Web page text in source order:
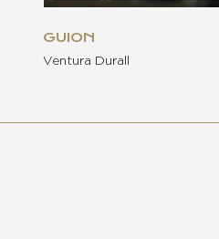
GUION
Ventura Durall